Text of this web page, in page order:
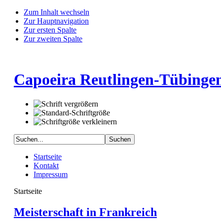
Zum Inhalt wechseln
Zur Hauptnavigation
Zur ersten Spalte
Zur zweiten Spalte
Capoeira Reutlingen-
Startseite
Kontakt
Impressum
Startseite
Meisterschaft in Frankreich